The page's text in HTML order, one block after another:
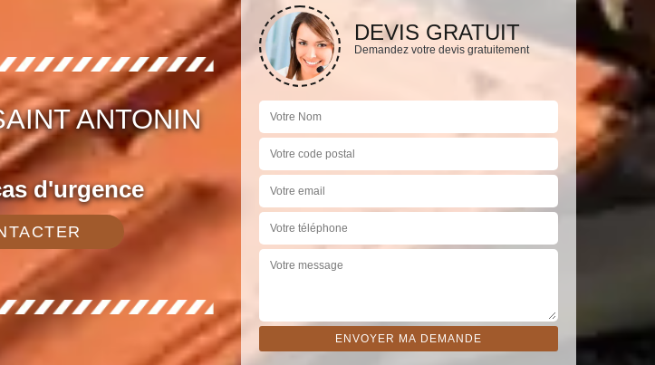
ANTONIN
d'urgence
DEVIS GRATUIT
Demandez votre devis gratuitement